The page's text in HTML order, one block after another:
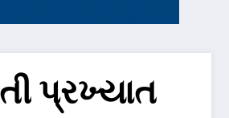
પ્રખ્યાત